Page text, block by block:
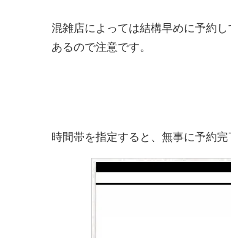
混雑店によっては結構早めに予約
あるので注意です。
時間帯を指定すると、無事に予約完